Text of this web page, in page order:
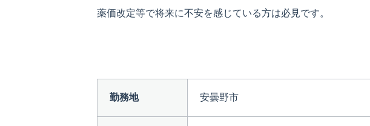
薬価改定等で将来に不安を感じている方は必見です。
勤務地 安曇野市